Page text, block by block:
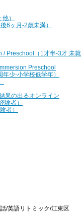
）
6ヶ月‐2歳未満）
/ Preschool（1才半-3才:未就
Preschool
少‐小学校低学年）
果の出るオンライン
験者）
者）
/英語リトミック/江東区